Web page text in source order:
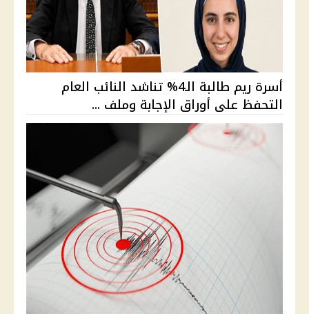
أسرة ريم طالبة الـ4% تناشد النائب العام
التحفظ على أوراق الإجابة وملف ...